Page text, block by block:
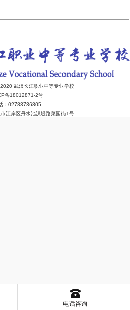
武汉长江职业中等专业学校
备18012871-2号
：02783736805
江岸区丹水池汉堤路菜园街1号
󰇯
电话咨询